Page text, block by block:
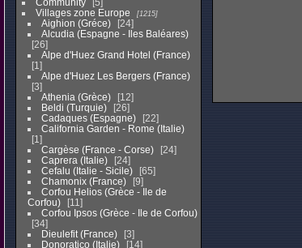
Community
5
Villages zone Europe
1215
Aighion (Gréce)
24
Alcudia (Espagne - Iles Baléares)
26
Alpe d'Huez Grand Hotel (France)
1
Alpe d'Huez Les Bergers (France)
3
Athenia (Grèce)
12
Beldi (Turquie)
26
Cadaques (Espagne)
22
California Garden - Rome (Italie)
1
Cargèse (France - Corse)
24
Caprera (Italie)
24
Cefalu (Italie - Sicile)
65
Chamonix (France)
9
Corfou Helios (Grèce - Ile de
Corfou)
11
Corfou Ipsos (Grèce - Ile de Corfou)
34
Dieulefit (France)
3
Donoratico (Italie)
14